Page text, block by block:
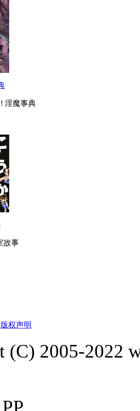
淫魔事典
故事
版权声明
(C) 2005-2022